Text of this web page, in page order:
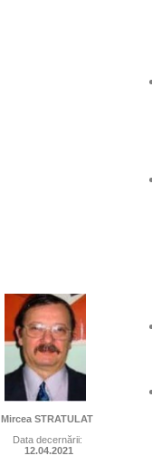
Mircea STRATULAT
Data decernării:
12.04.2021